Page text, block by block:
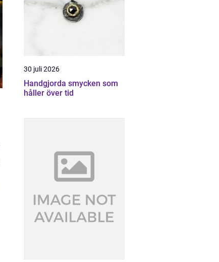
30 juli 2026
Handgjorda smycken som
håller över tid